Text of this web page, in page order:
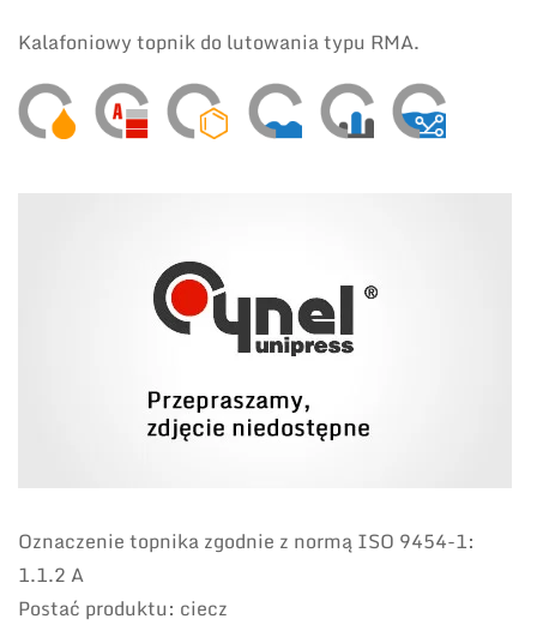
Kalafoniowy topnik do lutowania typu RMA.
Oznaczenie topnika zgodnie z normą ISO 9454-1:
1.1.2 A
Postać produktu: ciecz